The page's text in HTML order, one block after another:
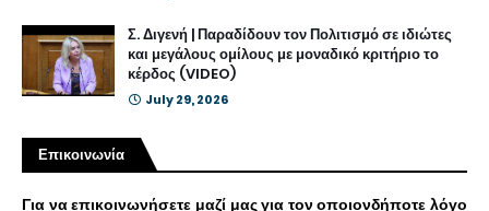
Σ. Διγενή | Παραδίδουν τον Πολιτισμό σε ιδιώτες
και μεγάλους ομίλους με μοναδικό κριτήριο το
κέρδος (VIDEO)
July 29, 2026
Επικοινωνία
Για να επικοινωνήσετε μαζί μας για τον οποιονδήποτε λόγο